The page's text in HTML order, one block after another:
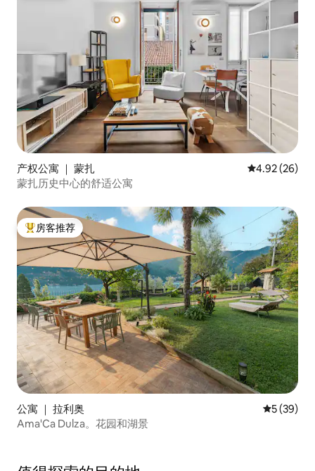
产权公寓 ｜ 蒙扎 平均评分
4.92 (26)
蒙扎历史中心的舒适公寓
热门「房客推荐」
房客推荐
公寓 ｜ 拉利奥 平均评分
5 (39)
Ama'Ca Dulza。花园和湖景